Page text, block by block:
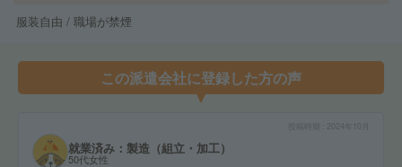
服装自由 / 職場が禁煙
この派遣会社に登録した方の声
2024年10月
就業済み：製造（組立・加工）
50代女性